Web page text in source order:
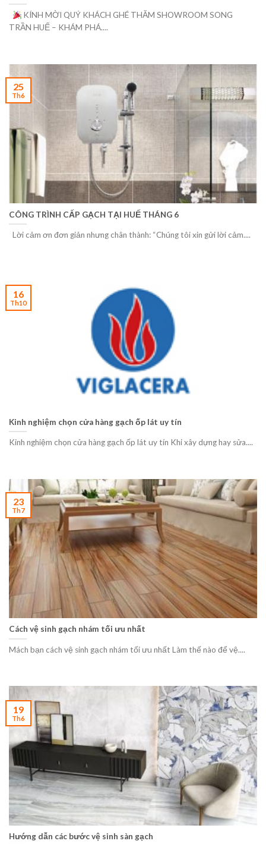
KÍNH MỜI QUÝ KHÁCH GHÉ THĂM SHOWROOM SONG
TRẦN HUẾ – KHÁM PHÁ....
CÔNG TRÌNH CẤP GẠCH TẠI HUẾ THÁNG 6
Lời cảm ơn đơn giản nhưng chân thành: “Chúng tôi xin gửi lời cảm....
25
Th6
Kinh nghiệm chọn cửa hàng gạch ốp lát uy tín
Kinh nghiệm chọn cửa hàng gạch ốp lát uy tín Khi xây dựng hay sửa....
16
Th10
Cách vệ sinh gạch nhám tối ưu nhất
Mách bạn cách vệ sinh gạch nhám tối ưu nhất Làm thế nào để vệ....
23
Th7
Hướng dẫn các bước vệ sinh sàn gạch
19
Th6